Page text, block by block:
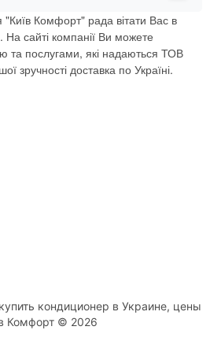
"Київ Комфорт" рада вітати Вас в
На сайті компанії Ви можете
та послугами, які надаються ТОВ
доставка по Україні.
кондиционер в Украине, цены
Комфорт © 2026